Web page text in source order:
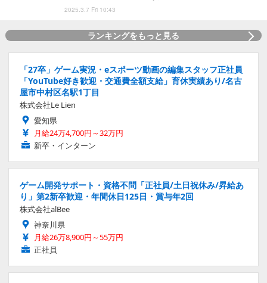
2025.3.7 Fri 10:43
ランキングをもっと見る
「27卒」ゲーム実況・eスポーツ動画の編集スタッフ正社員
「YouTube好き歓迎・交通費全額支給」育休実績あり/名古
屋市中村区名駅1丁目
株式会社Le Lien
愛知県
月給24万4,700円～32万円
新卒・インターン
ゲーム開発サポート・資格不問「正社員/土日祝休み/昇給あ
り」第2新卒歓迎・年間休日125日・賞与年2回
株式会社alBee
神奈川県
月給26万8,900円～55万円
正社員